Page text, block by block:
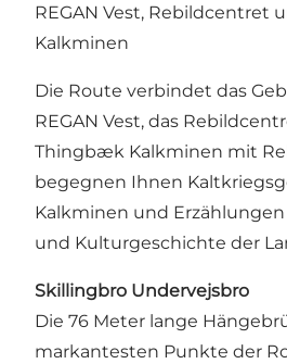
REGAN Vest, Rebildcentret
Kalkminen
Die Route verbindet das
REGAN Vest, das
Thingbæk Kalkminen mit
begegnen Ihnen
Kalkminen und
und Kulturgeschichte der
Skillingbro Undervejsbro
Die 76 Meter lange
markantesten Punkte der